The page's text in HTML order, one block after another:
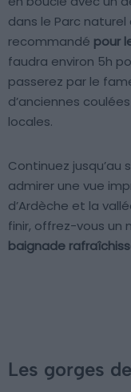
dans le Parc
recommandé pour
faudra environ 5h
passerez par le
d’anciennes
locales.
Continuez
admirer une vue
d’Ardèche et la
finir, offrez-vous
baignade
Les gorges